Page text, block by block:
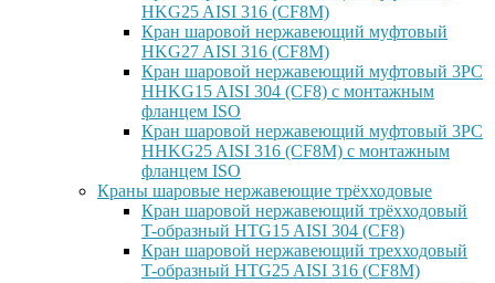
HKG25 AISI 316 (CF8M)
Кран шаровой нержавеющий муфтовый
HKG27 AISI 316 (CF8M)
Кран шаровой нержавеющий муфтовый 3PC
HHKG15 AISI 304 (CF8) с монтажным
фланцем ISO
Кран шаровой нержавеющий муфтовый 3PC
HHKG25 AISI 316 (CF8M) с монтажным
фланцем ISO
Краны шаровые нержавеющие трёхходовые
Кран шаровой нержавеющий трёхходовый
T-образный HTG15 AISI 304 (CF8)
Кран шаровой нержавеющий трехходовый
T-образный HTG25 AISI 316 (CF8M)